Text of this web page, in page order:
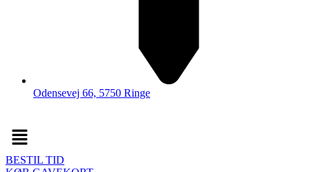
Odensevej 66, 5750 Ringe
Menu
BESTIL TID